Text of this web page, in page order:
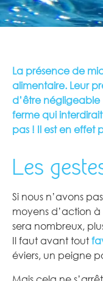
La présence de
alimentaire. Leur
d’être négligeable
ferme qui
pas ! Il est en effet
Les
Si nous n’avons
moyens d’action
sera nombreux,
Il faut avant tout
éviers, un peigne